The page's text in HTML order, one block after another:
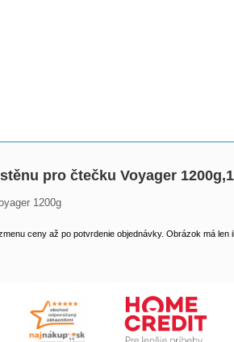
pro čtečku Voyager
1200g
ceny až po potvrdenie objednávky. Obrázok má len